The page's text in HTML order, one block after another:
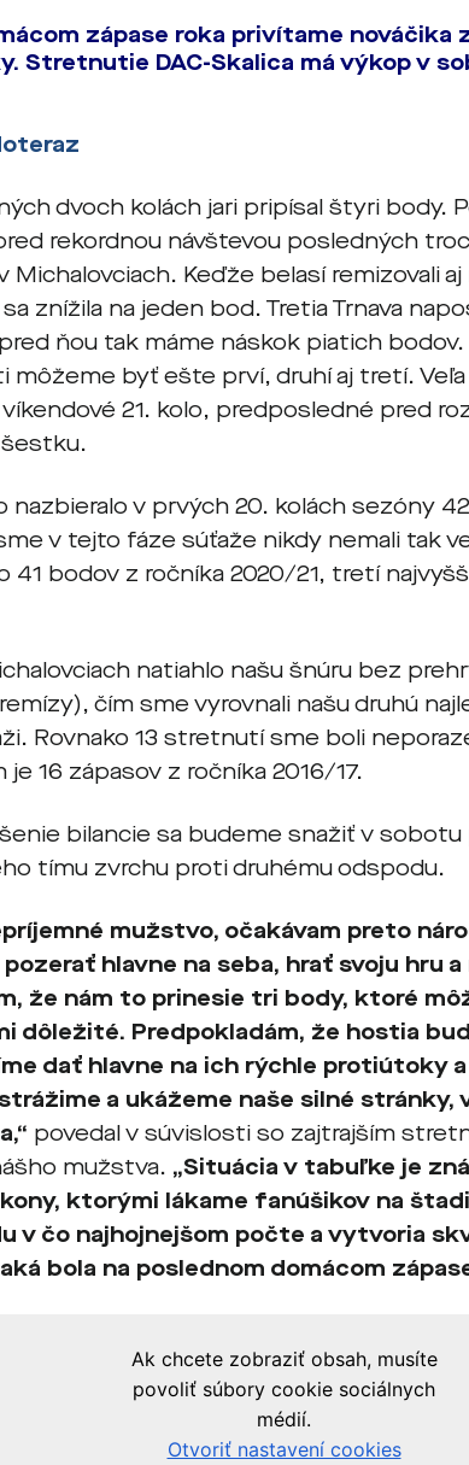
zápase roka privítame nováčika
Stretnutie DAC-Skalica má výkop v
dvoch kolách jari pripísal štyri body.
rekordnou návštevou posledných
Michalovciach. Keďže belasí remizovali
znížila na jeden bod. Tretia Trnava
ňou tak máme náskok piatich
môžeme byť ešte prví, druhí aj tretí.
21. kolo, predposledné pred
šestku.
nazbieralo v prvých 20. kolách sezóny
v tejto fáze súťaže nikdy nemali tak
41 bodov z ročníka 2020/21, tretí
natiahlo našu šnúru bez
čím sme vyrovnali našu druhú
Rovnako 13 stretnutí sme boli
16 zápasov z ročníka 2016/17.
bilancie sa budeme snažiť v
tímu zvrchu proti druhému odspodu.
mužstvo, očakávam preto
hlavne na seba, hrať svoju hru
že nám to prinesie tri body, ktoré
dôležité. Predpokladám, že hostia
dať hlavne na ich rýchle protiútoky
a ukážeme naše silné stránky,
povedal v súvislosti so zajtrajším
mužstva. „Situácia v tabuľke je
ktorými lákame fanúšikov na
v čo najhojnejšom počte a vytvoria
bola na poslednom domácom